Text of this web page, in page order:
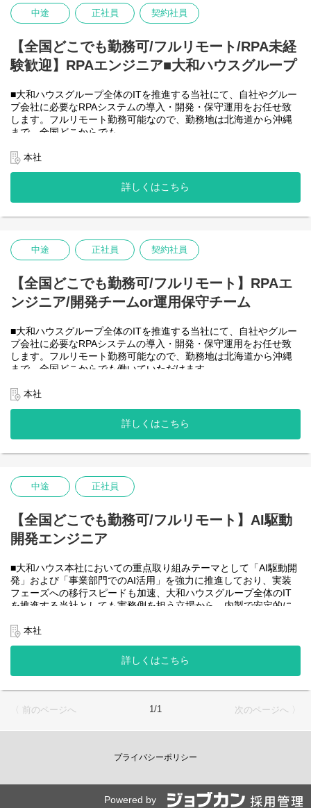
-MySQL など
＜クライアントは大和ハウスグループ全体＞
大和ハウスグループ480社、グループ従業員数(正社員のみ)48,831
全てに関わるシステムを担っています。
出資は大和ハウス本体になりますが、売上好調かつDX推進の優先
度が高いため、
潤沢なリソースのもと、最上流から変革を進めていくことが可能
です。
＜詳細な業務例／基本的な技術仕様＞
ローコード開発プラットフォームを導入し、レガシー化した業務
基幹システムの改善などに取り組んでいます。
中途 正社員 契約社員
【全国どこでも勤務可/フルリモート/RPA未経
験歓迎】RPAエンジニア■大和ハウスグループ
■大和ハウスグループ全体のITを推進する当社にて、自社やグルー
プ会社に必要なRPAシステムの導入・開発・保守運用をお任せ致
します。フルリモート勤務可能なので、勤務地は北海道から沖縄
まで、全国どこからでも
社後の勤務地は問いません。また、働く時間に制限もなく、月160
時間の勤務で、午前5時～22時までの間であれば、自由な時間に働
いていただけます。業務を途中で中断したり、働く時間を調整で
きるので、家事、育児、介護などとの両立も可能です。社員が仕
思っておりますのでフルフレックスです。
＜クライアントは大和ハウスグループ全体＞
名の
全てに関わるシステムを担っています。
出資は大和ハウス本体になりますが、売上好調かつDX推進の優先
潤沢なリソースのもと、最上流から変革を進めていくことが可能
です。
＜詳細な業務例／基本的な技術仕様＞
業務フローのヒアリングからRPAロボットが代替する要件定義、
シナリオ作成をもとにした開発作業を担当いただきます。導入後
ます。使用ツールの制約があり、1人で1案件を担当します。
使用ツール：
-UiPath
-AI-OCR/DX Suite
-MySQL など
本社
詳しくはこちら
中途 正社員 契約社員
【全国どこでも勤務可/フルリモート】RPAエ
ンジニア/開発チームor運用保守チーム
■大和ハウスグループ全体のITを推進する当社にて、自社やグルー
プ会社に必要なRPAシステムの導入・開発・保守運用をお任せ致
します。フルリモート勤務可能なので、勤務地は北海道から沖縄
まで、全国どこからでも働いていただけます。
せん。
また、働く時間に制限もなく、月160時間の勤務で、午前５時～２
２時までの間であれば、自由な時間に働いていただけます。業務
を途中で中断したり、働く時間を調整できるので、家事、育児、
ることが一番の生産性向上につながると思っておりますのでフル
・開発チーム(６名)
ループ会社に必要なRPA(UiPath)の導入・開発を一人一案件担当し
ていただきヒアリングからお任せします。
工期は短い物だと１カ月から長い物だと半年くらいの物が多いで
・運用保守チーム(２名)
大和ハウスグループ全体のIT・DXを推進する当社にて、自社やグ
ループ会社に導入したRPA(UiPath)の運用、保守、問い合わせ対応
使用ツール：
-AI-OCR
＜クライアントは大和ハウスグループ全体＞
名の
出資は大和ハウス本体になりますが、売上好調かつDX推進の優先
潤沢なリソースのもと、最上流から変革を進めていくことが可能
本社
詳しくはこちら
中途 正社員
【全国どこでも勤務可/フルリモート】AI駆動
開発エンジニア
■大和ハウス本社においての重点取り組みテーマとして「AI駆動開
発」および「事業部門でのAI活用」を強力に推進しており、実装
フェーズへの移行スピードも加速、大和ハウスグループ全体のIT
を推進する当社としても実務側を担う立場から、内製で安定的に
います。
なお、フルリモート勤務可能なので、勤務地は北海道から沖縄ま
で、日本全国どこからでも働いていただけます。
入社日以外の出社は年１～４回程度なので、入社後の勤務地は国
また、働く時間に制限もなく、月160時間の勤務で、午前５時～２
２時までの間であれば、自由な時間に働いていただけます。業務
を途中で中断したり、働く時間を調整できるので、家事、育児、
介護などとの両立も可能です。社員が仕事をしやすい環境を整え
・SPA（Single Page Application）を中心としたWebアプリケーシ
本社
詳しくはこちら
〈 前のページへ 1/1 次のページへ 〉
プライバシーポリシー
Powered by